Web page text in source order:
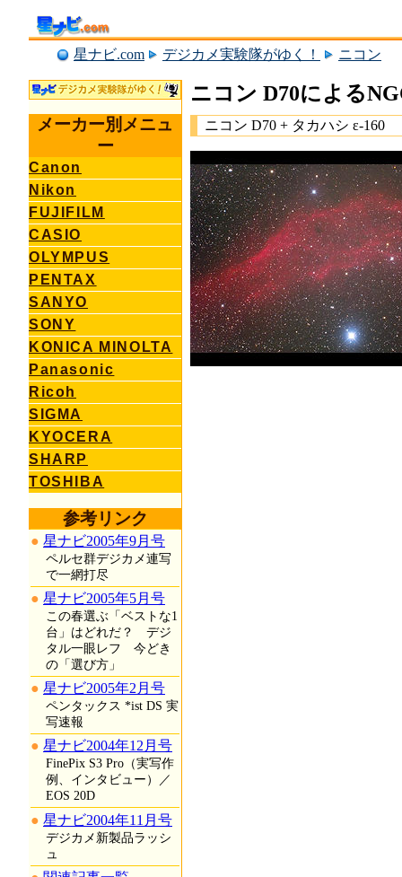
星ナビ.com デジカメ実験隊がゆく！ ニコン
メーカー別メニュ
ー
Canon
Nikon
FUJIFILM
CASIO
OLYMPUS
PENTAX
SANYO
SONY
KONICA MINOLTA
Panasonic
Ricoh
SIGMA
KYOCERA
SHARP
TOSHIBA
参考リンク
星ナビ2005年9月号
ペルセ群デジカメ連写
で一網打尽
星ナビ2005年5月号
この春選ぶ「ベストな1
台」はどれだ？ デジ
タル一眼レフ 今どき
の「選び方」
星ナビ2005年2月号
ペンタックス *ist DS 実
写速報
星ナビ2004年12月号
FinePix S3 Pro（実写作
例、インタビュー）／
EOS 20D
星ナビ2004年11月号
デジカメ新製品ラッシ
ュ
ニコン D70による
ニコン D70 + タカハシ ε-160